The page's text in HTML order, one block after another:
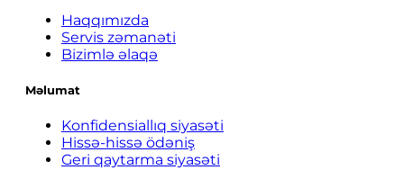
Haqqımızda
Servis zəmanəti
Bizimlə əlaqə
Məlumat
Konfidensiallıq siyasəti
Hissə-hissə ödəniş
Geri qaytarma siyasəti